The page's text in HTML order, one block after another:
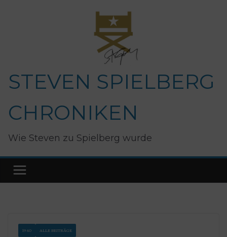
STEVEN SPIELBERG
CHRONIKEN
Wie Steven zu Spielberg wurde
1960 ALLE BEITRÄGE